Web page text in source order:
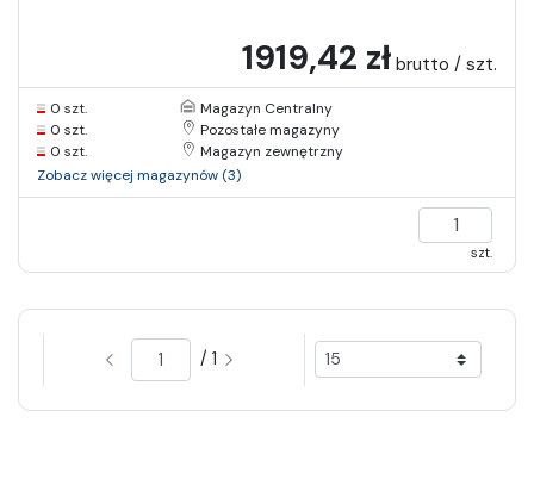
1919,42 zł brutto / szt.
0 szt.
Magazyn Centralny
0 szt.
Pozostałe magazyny
0 szt.
Magazyn zewnętrzny
Zobacz więcej magazynów (3)
szt.
/ 1